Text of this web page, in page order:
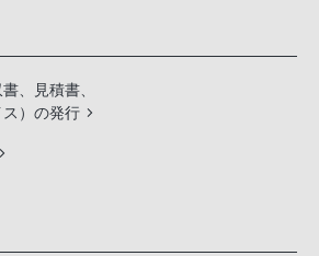
、見積書、
）の発行